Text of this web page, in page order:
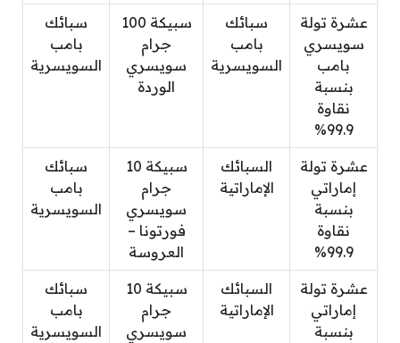
عشرة تولة
سويسري
بامب
بنسبة
نقاوة
99.9%
سبائك
بامب
السويسرية
سبيكة 100
جرام
سويسري
الوردة
سبائك
بامب
السويسرية
عشرة تولة
إماراتي
بنسبة
نقاوة
99.9%
السبائك
الإماراتية
سبيكة 10
جرام
سويسري
فورتونا –
العروسة
سبائك
بامب
السويسرية
عشرة تولة
إماراتي
بنسبة
السبائك
الإماراتية
سبيكة 10
جرام
سويسري
سبائك
بامب
السويسرية